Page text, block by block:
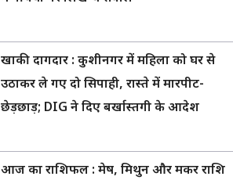
खाकी दागदार : कुशीनगर में महिला को घर से
उठाकर ले गए दो सिपाही, रास्ते में मारपीट-
छेड़छाड़; DIG ने दिए बर्खास्तगी के आदेश
आज का राशिफल : मेष, मिथुन और मकर राशि